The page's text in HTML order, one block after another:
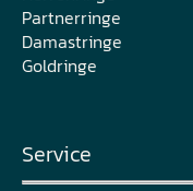
Partnerringe
Damastringe
Goldringe
Service